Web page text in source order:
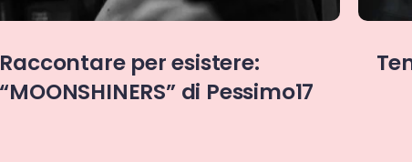
Tenera è la “Nerissima” notte